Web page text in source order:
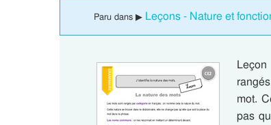
Paru dans ▶ Leçons - Nature et
mot.
pas